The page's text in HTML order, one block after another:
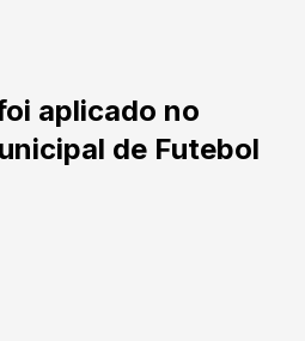
aplicado no
de Futebol